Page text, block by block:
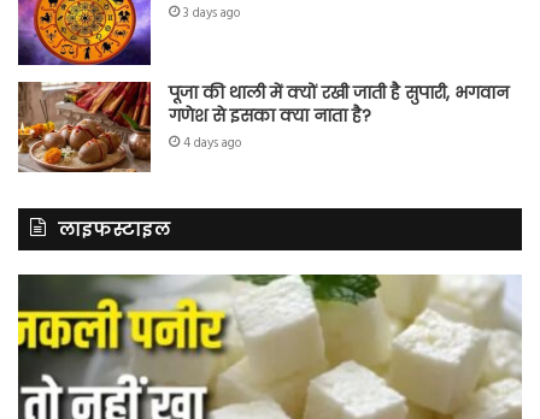
3 days ago
पूजा की थाली में क्यों रखी जाती है सुपारी, भगवान
गणेश से इसका क्या नाता है?
4 days ago
लाइफस्टाइल